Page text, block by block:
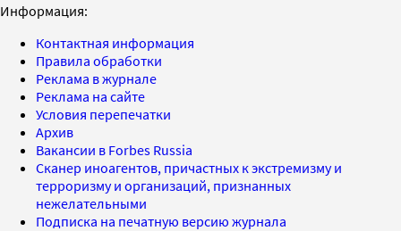
Информация:
Контактная информация
Правила обработки
Реклама в журнале
Реклама на сайте
Условия перепечатки
Архив
Вакансии в Forbes Russia
Сканер иноагентов, причастных к экстремизму и
терроризму и организаций, признанных
нежелательными
Подписка на печатную версию журнала